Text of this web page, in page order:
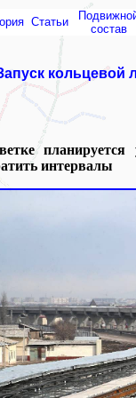
Статьи
состав
кольцевой
планируется
интервалы